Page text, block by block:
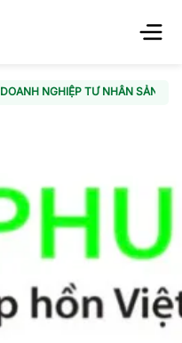
DOANH NGHIỆP TƯ NHÂN SẢN